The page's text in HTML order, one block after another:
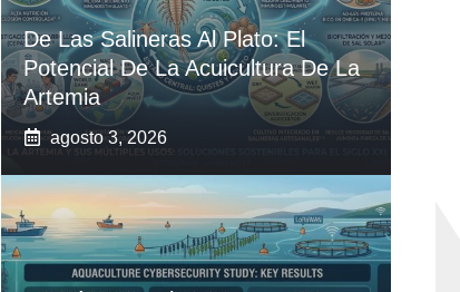
De Las Salineras Al Plato: El
Potencial De La Acuicultura De La
Artemia
agosto 3, 2026